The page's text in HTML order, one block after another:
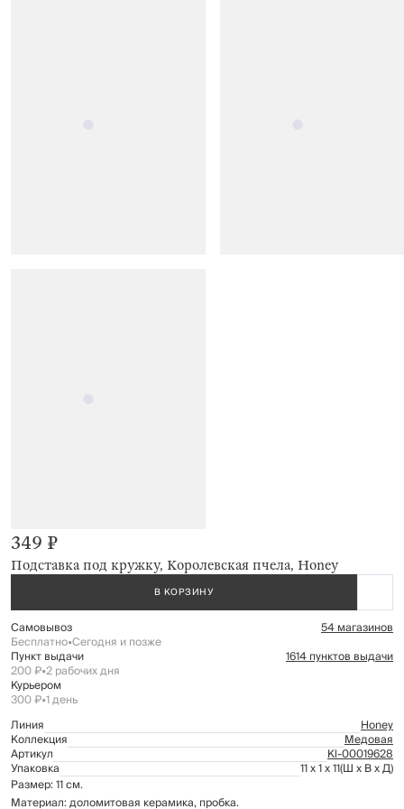
Подставка под кружку, Королевская пчела, Honey
349 ₽
В КОРЗИНУ
Самовывоз 54 магазинов
Бесплатно•Сегодня и позже
Пункт выдачи 1614 пунктов выдачи
200 ₽•2 рабочих дня
Курьером
300 ₽•1 день
Линия
Honey
Коллекция Медовая
Артикул Kl-00019628
Упаковка 11 x 1 x 11(Ш x В x Д)
Размер: 11 см.
Материал: доломитовая керамика, пробка.